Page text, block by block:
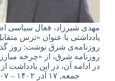
مهدی شیرزاد، فعال سیاسی
یادداشتی با عنوان «ترس
روزنامه‌ی شرق نوشت: روز
روزنامه شرق، از «چرخه
در ادامه آن، در این یادداشت
جمعه, ۱۷ آذر ۱۴۰۲ – ۱۰:۰۷